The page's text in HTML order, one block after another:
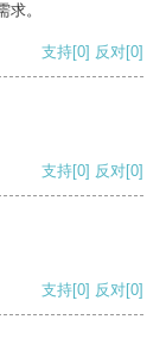
。
支持[0] 反对[0]
支持[0] 反对[0]
支持[0] 反对[0]